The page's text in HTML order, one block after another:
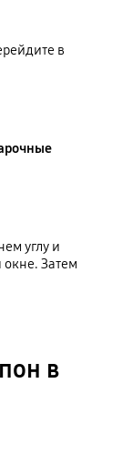
в
углу и
Затем
в